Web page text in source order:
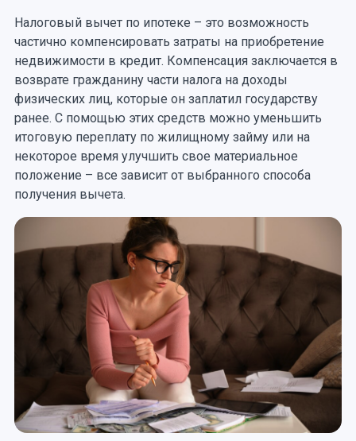
Налоговый вычет по ипотеке – это возможность
частично компенсировать затраты на приобретение
недвижимости в кредит. Компенсация заключается в
возврате гражданину части налога на доходы
физических лиц, которые он заплатил государству
ранее. С помощью этих средств можно уменьшить
итоговую переплату по жилищному займу или на
некоторое время улучшить свое материальное
положение – все зависит от выбранного способа
получения вычета.